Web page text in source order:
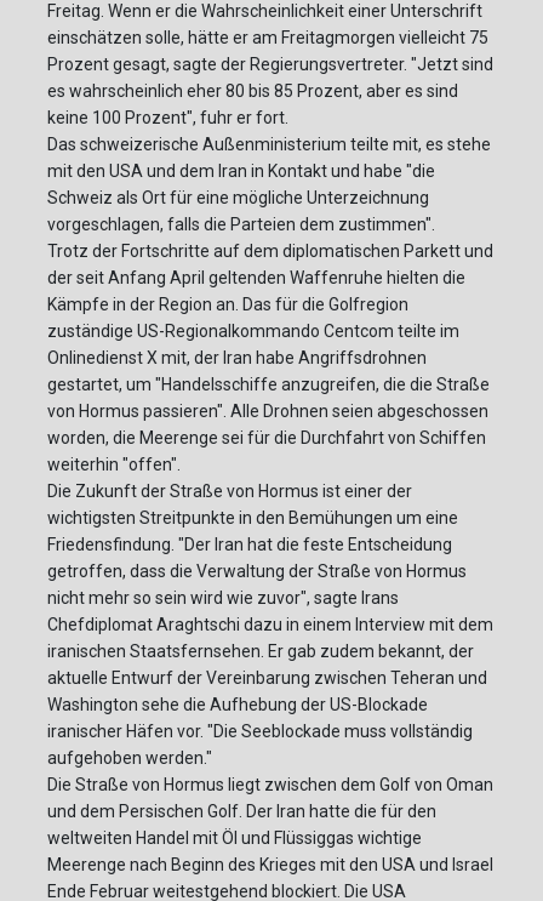
Freitag. Wenn er die Wahrscheinlichkeit einer Unterschrift
einschätzen solle, hätte er am Freitagmorgen vielleicht 75
Prozent gesagt, sagte der Regierungsvertreter. "Jetzt sind
es wahrscheinlich eher 80 bis 85 Prozent, aber es sind
keine 100 Prozent", fuhr er fort.
Das schweizerische Außenministerium teilte mit, es stehe
mit den USA und dem Iran in Kontakt und habe "die
Schweiz als Ort für eine mögliche Unterzeichnung
vorgeschlagen, falls die Parteien dem zustimmen".
Trotz der Fortschritte auf dem diplomatischen Parkett und
der seit Anfang April geltenden Waffenruhe hielten die
Kämpfe in der Region an. Das für die Golfregion
zuständige US-Regionalkommando Centcom teilte im
Onlinedienst X mit, der Iran habe Angriffsdrohnen
gestartet, um "Handelsschiffe anzugreifen, die die Straße
von Hormus passieren". Alle Drohnen seien abgeschossen
worden, die Meerenge sei für die Durchfahrt von Schiffen
weiterhin "offen".
Die Zukunft der Straße von Hormus ist einer der
wichtigsten Streitpunkte in den Bemühungen um eine
Friedensfindung. "Der Iran hat die feste Entscheidung
getroffen, dass die Verwaltung der Straße von Hormus
nicht mehr so sein wird wie zuvor", sagte Irans
Chefdiplomat Araghtschi dazu in einem Interview mit dem
iranischen Staatsfernsehen. Er gab zudem bekannt, der
aktuelle Entwurf der Vereinbarung zwischen Teheran und
Washington sehe die Aufhebung der US-Blockade
iranischer Häfen vor. "Die Seeblockade muss vollständig
aufgehoben werden."
Die Straße von Hormus liegt zwischen dem Golf von Oman
und dem Persischen Golf. Der Iran hatte die für den
weltweiten Handel mit Öl und Flüssiggas wichtige
Meerenge nach Beginn des Krieges mit den USA und Israel
Ende Februar weitestgehend blockiert. Die USA